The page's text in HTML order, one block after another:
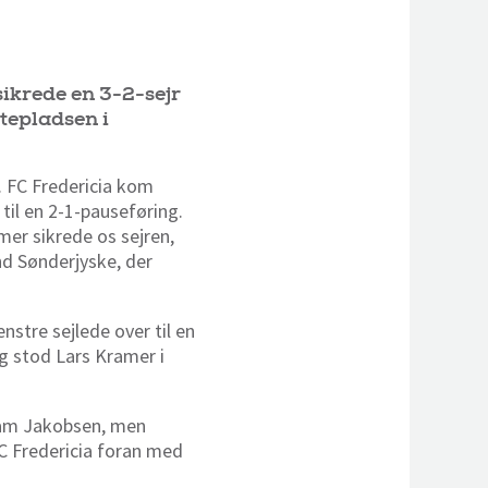
en 3-2-sejr
i
Fredericia kom
en 2-1-pauseføring.
sikrede os sejren,
Sønderjyske, der
sejlede over til en
stod Lars Kramer i
Jakobsen, men
Fredericia foran med